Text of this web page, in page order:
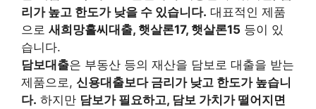
리가 높고 한도가 낮을 수 있습니다. 대표적인 제품
으로 새희망홀씨대출, 햇살론17, 햇살론15 등이 있
습니다.
담보대출은 부동산 등의 재산을 담보로 대출을 받는
제품으로, 신용대출보다 금리가 낮고 한도가 높습니
다. 하지만 담보가 필요하고, 담보 가치가 떨어지면